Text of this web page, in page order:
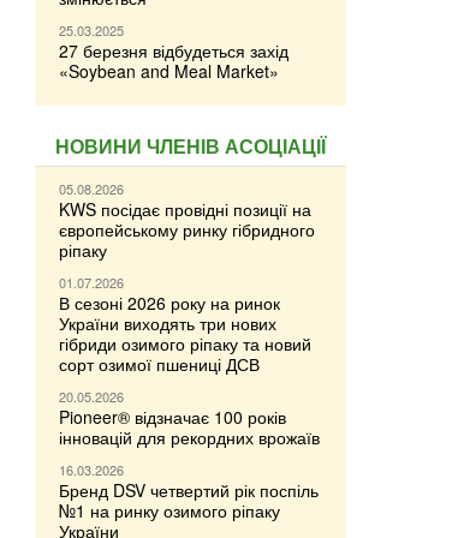
25.03.2025
27 березня відбудеться захід
«Soybean and Meal Market»
НОВИНИ ЧЛЕНІВ АСОЦІАЦІЇ
05.08.2026
KWS посідає провідні позиції на
європейському ринку гібридного
ріпаку
01.07.2026
В сезоні 2026 року на ринок
України виходять три нових
гібриди озимого ріпаку та новий
сорт озимої пшениці ДСВ
20.05.2026
Pioneer® відзначає 100 років
інновацій для рекордних врожаїв
16.03.2026
Бренд DSV четвертий рік поспіль
№1 на ринку озимого ріпаку
України